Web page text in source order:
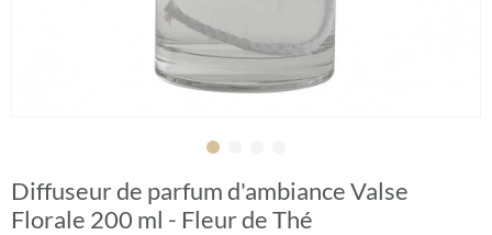
Diffuseur de parfum d'ambiance Valse
Florale 200 ml - Fleur de Thé